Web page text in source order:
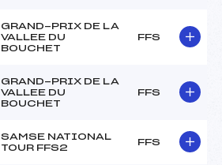
GRAND-PRIX DE LA
VALLEE DU
BOUCHET
FFS
GRAND-PRIX DE LA
VALLEE DU
BOUCHET
FFS
SAMSE NATIONAL
TOUR FFS2
FFS